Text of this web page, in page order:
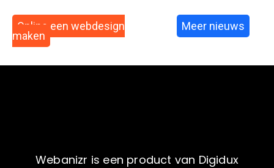
Online een webdesign
maken
Meer nieuws
Webanizr is een product van Digidux